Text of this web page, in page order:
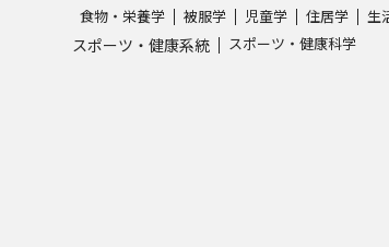
食物・栄養学 被服学 児童学 住居学 生
スポーツ・健康系統 スポーツ・健康科学